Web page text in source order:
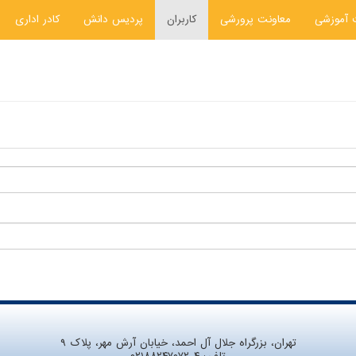
آموزشی معاونت پرورشی کاربران پردیس دانش کادر اداری
تهران، بزرگراه جلال آل احمد، خیابان آرش مهر، پلاک ۹